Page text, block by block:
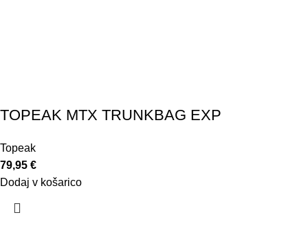
TOPEAK MTX TRUNKBAG EXP
Topeak
79,95 €
Dodaj v košarico